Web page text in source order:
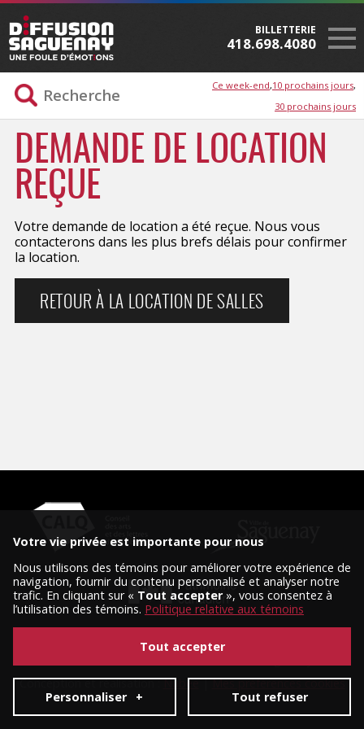
BILLETTERIE
418.698.4080
Ce week-end 10 prochains jours
30 prochains jours
DEMANDE DE LOCATION
REÇUE
Votre demande de location a été reçue. Nous vous
contacterons dans les plus brefs délais pour confirmer
la location.
RETOUR À LA LOCATION DE SALLES
Conception et réalisation :Nubee|Mes préférences cookies
Votre vie privée est importante pour nous
Nous utilisons des témoins pour améliorer votre expérience de
navigation, fournir du contenu personnalisé et analyser notre
trafic. En cliquant sur « Tout accepter», vous consentez à
l’utilisation des témoins. Politique relative aux témoins
Personnaliser + Tout refuser
Tout accepter